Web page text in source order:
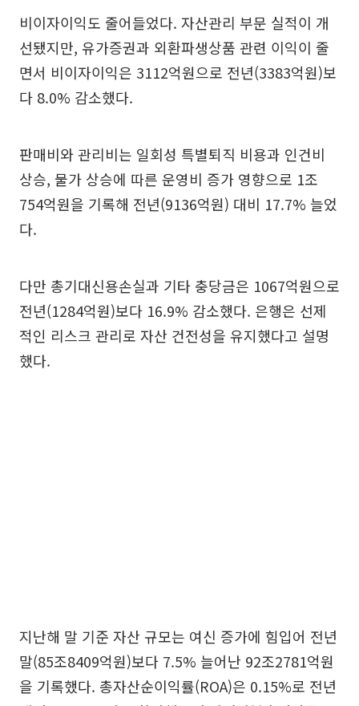
비이자이익도 줄어들었다. 자산관리 부문 실적이 개
선됐지만, 유가증권과 외환파생상품 관련 이익이 줄
면서 비이자이익은 3112억원으로 전년(3383억원)보
다 8.0% 감소했다.
판매비와 관리비는 일회성 특별퇴직 비용과 인건비
상승, 물가 상승에 따른 운영비 증가 영향으로 1조
754억원을 기록해 전년(9136억원) 대비 17.7% 늘었
다.
다만 총기대신용손실과 기타 충당금은 1067억원으로
전년(1284억원)보다 16.9% 감소했다. 은행은 선제
적인 리스크 관리로 자산 건전성을 유지했다고 설명
했다.
지난해 말 기준 자산 규모는 여신 증가에 힘입어 전년
말(85조8409억원)보다 7.5% 늘어난 92조2781억원
을 기록했다. 총자산순이익률(ROA)은 0.15%로 전년